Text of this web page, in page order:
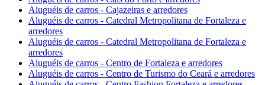
Aluguéis de carros - Cajazeiras e arredores
Aluguéis de carros - Catedral Metropolitana de Fortaleza e
arredores
Aluguéis de carros - Catedral Metropolitana de Fortaleza e
arredores
Aluguéis de carros - Centro de Fortaleza e arredores
Aluguéis de carros - Centro de Turismo do Ceará e arredores